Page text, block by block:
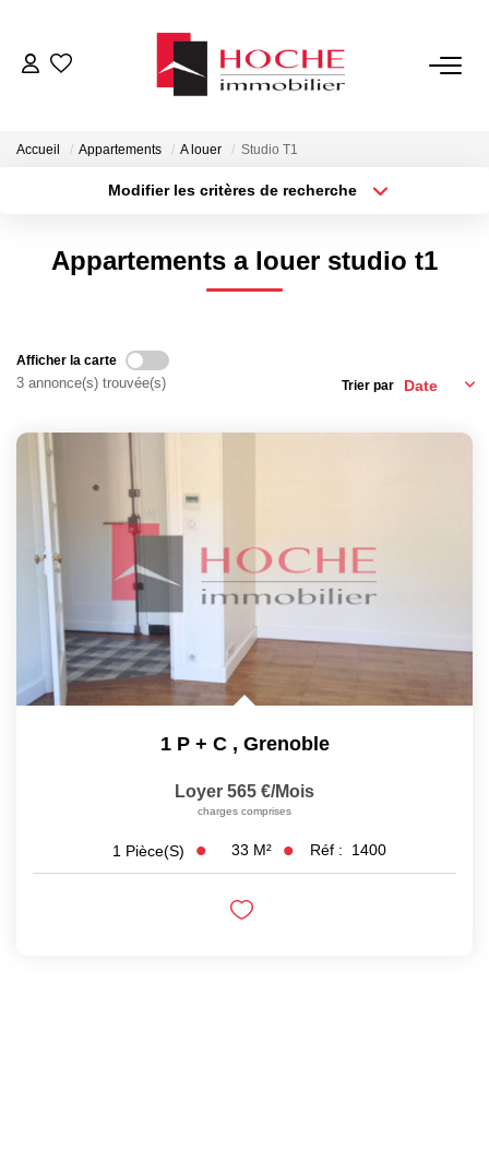
CONTACT
EXTRANET
Accueil Appartements A louer Studio T1
Modifier les critères de recherche
Sélectionnez...
Type de bien
Créer une alerte
Appartements a louer studio t1
Afficher la carte
3 annonce(s) trouvée(s) Trier par
1 P + C , Grenoble
Loyer 565 €/mois
charges comprises
1 Pièce(s) 33 M² Réf : 1400